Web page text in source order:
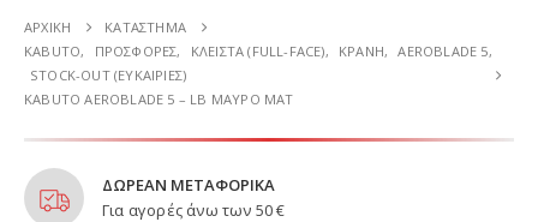
ΑΡΧΙΚΉ
ΚΑΤΆΣΤΗΜΑ
KABUTO, ΠΡΟΣΦΟΡΕΣ, ΚΛΕΙΣΤΑ (FULL-FACE), ΚΡΑΝΗ, AEROBLADE 5,
STOCK-OUT (ΕΥΚΑΙΡΙΕΣ)
KABUTO AEROBLADE 5 – LB ΜΑΥΡΟ ΜΑΤ
ΔΩΡΕΑΝ ΜΕΤΑΦΟΡΙΚΑ
Για αγορές άνω των 50 €